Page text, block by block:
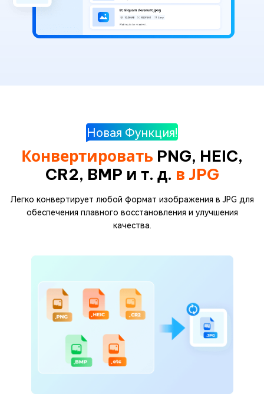
Новая Функция!
Конвертировать PNG, HEIC,
CR2, BMP и т. д. в JPG
Легко конвертирует любой формат изображения в JPG для
обеспечения плавного восстановления и улучшения
качества.